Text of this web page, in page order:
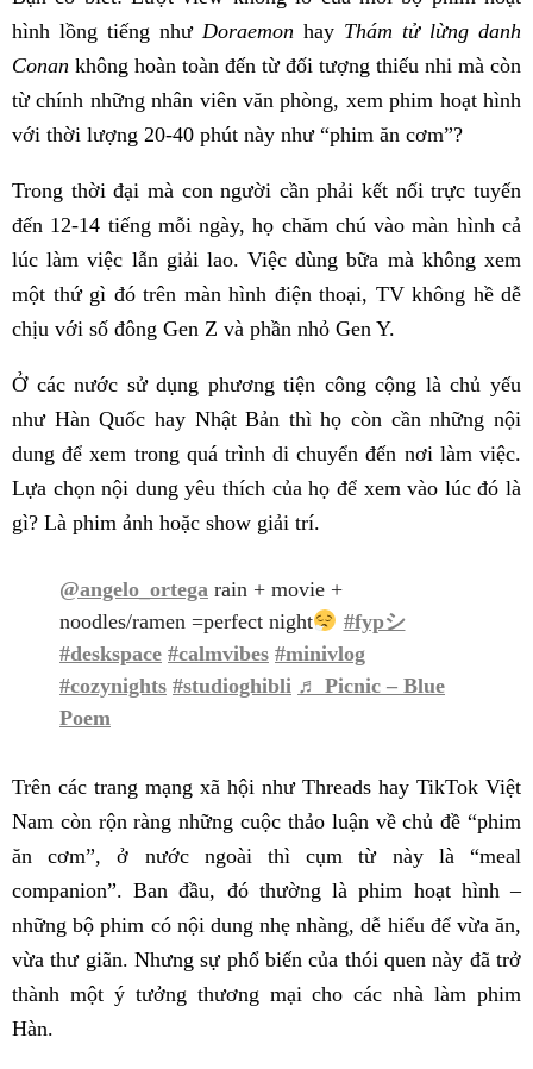
hình lồng tiếng như Doraemon hay Thám tử lừng danh
Conan không hoàn toàn đến từ đối tượng thiếu nhi mà còn
từ chính những nhân viên văn phòng, xem phim hoạt hình
với thời lượng 20-40 phút này như “phim ăn cơm”?
Trong thời đại mà con người cần phải kết nối trực tuyến
đến 12-14 tiếng mỗi ngày, họ chăm chú vào màn hình cả
lúc làm việc lẫn giải lao. Việc dùng bữa mà không xem
một thứ gì đó trên màn hình điện thoại, TV không hề dễ
chịu với số đông Gen Z và phần nhỏ Gen Y.
Ở các nước sử dụng phương tiện công cộng là chủ yếu
như Hàn Quốc hay Nhật Bản thì họ còn cần những nội
dung để xem trong quá trình di chuyển đến nơi làm việc.
Lựa chọn nội dung yêu thích của họ để xem vào lúc đó là
gì? Là phim ảnh hoặc show giải trí.
@angelo_ortega rain + movie +
noodles/ramen =perfect night
#fypシ
#deskspace #calmvibes #minivlog
#cozynights #studioghibli ♬ Picnic – Blue
Poem
Trên các trang mạng xã hội như Threads hay TikTok Việt
Nam còn rộn ràng những cuộc thảo luận về chủ đề “phim
ăn cơm”, ở nước ngoài thì cụm từ này là “meal
companion”. Ban đầu, đó thường là phim hoạt hình –
những bộ phim có nội dung nhẹ nhàng, dễ hiểu để vừa ăn,
vừa thư giãn. Nhưng sự phổ biến của thói quen này đã trở
thành một ý tưởng thương mại cho các nhà làm phim
Hàn.